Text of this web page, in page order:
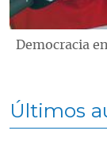
Democracia
Últimos